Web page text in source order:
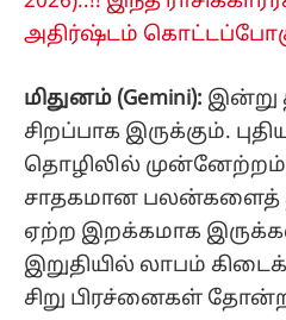
அதிர்ஷ்டம்
மிதுனம் (Gemini): இன்று
சிறப்பாக இருக்கும்.
தொழிலில்
சாதகமான பலன்களைத்
ஏற்ற இறக்கமாக
இறுதியில் லாபம்
சிறு பிரச்னைகள்